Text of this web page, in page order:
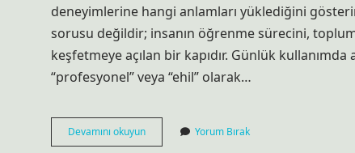
deneyimlerine hangi anlamları yüklediğini
sorusu değildir; insanın öğrenme sürecini,
keşfetmeye açılan bir kapıdır. Günlük
“profesyonel” veya “ehil” olarak…
Devamını okuyunAcemi
zıttı
Yorum Bırak